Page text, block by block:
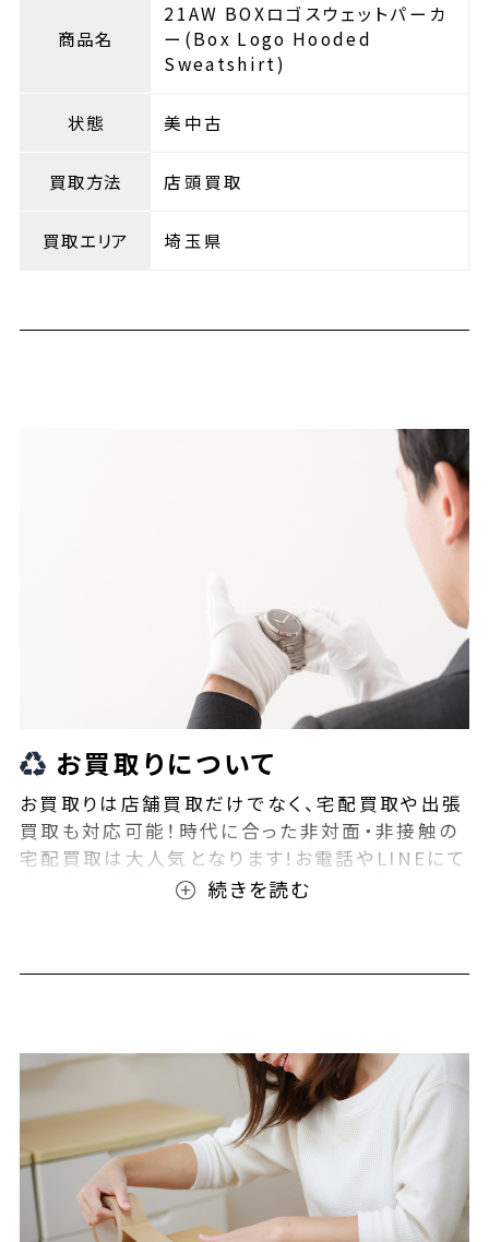
商品名
21AW BOXロゴスウェットパーカ
ー(Box Logo Hooded
Sweatshirt)
状態 美中古
買取方法 店頭買取
買取エリア 埼玉県
お買取りについて
お買取りは店舗買取だけでなく、宅配買取や出張
買取も対応可能！時代に合った非対面・非接触の
宅配買取は大人気となります!お電話やLINEにて
事前査定が可能となっております！また無料の宅